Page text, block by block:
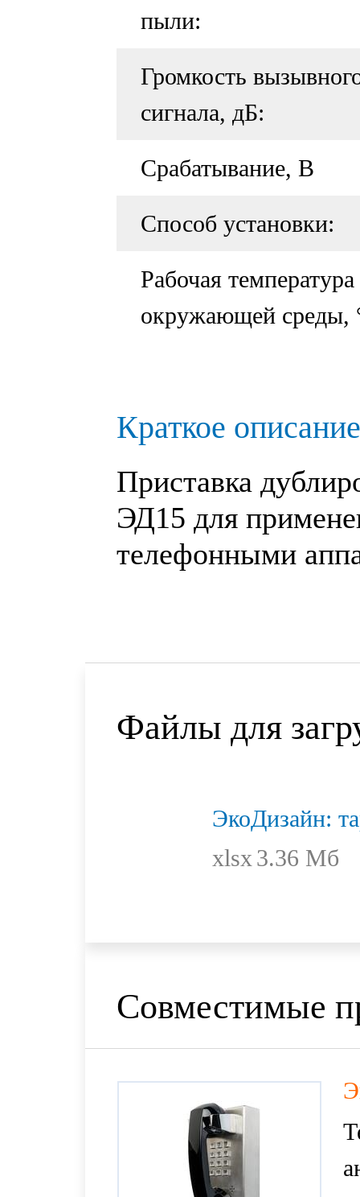
пыли:
Громкость
сигнала, дБ:
Срабатывание, В
Способ установки:
Рабочая температура
окружающей
Краткое
Приставка
ЭД15 для
телефонными
Файлы для
ЭкоДизайн:
xlsx 3.36 Мб
Совместимые